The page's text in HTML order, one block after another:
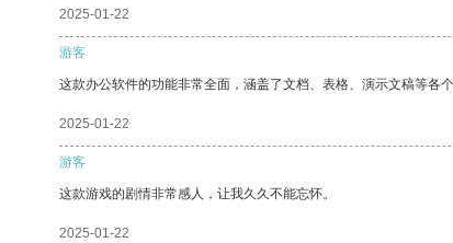
2025-01-22
游客
这款办公软件的功能非常全面，涵盖了文档、表格、演示文稿等各
2025-01-22
游客
这款游戏的剧情非常感人，让我久久不能忘怀。
2025-01-22